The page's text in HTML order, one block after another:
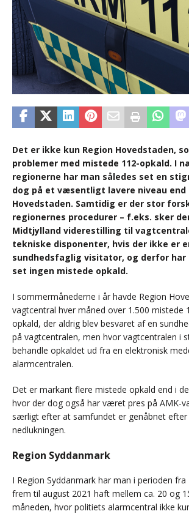
Det er ikke kun Region Hovedstaden,
problemer med mistede 112-opkald. I
regionerne har man således set en
dog på et væsentligt lavere niveau end
Hovedstaden. Samtidig er der stor
regionernes procedurer – f.eks. sker
Midtjylland viderestilling til
tekniske disponenter, hvis der ikke er
sundhedsfaglig visitator, og derfor
set ingen mistede opkald.
I sommermånederne i år havde Region
vagtcentral hver måned over 1.500 mistede
opkald, der aldrig blev besvaret af en
på vagtcentralen, men hvor vagtcentralen i
behandle opkaldet ud fra en elektronisk
alarmcentralen.
Det er markant flere mistede opkald end i
hvor der dog også har været pres på AMK-
særligt efter at samfundet er genåbnet efter
nedlukningen.
Region Syddanmark
I Region Syddanmark har man i perioden
frem til august 2021 haft mellem ca. 20 og
måneden, hvor politiets alarmcentral ikke